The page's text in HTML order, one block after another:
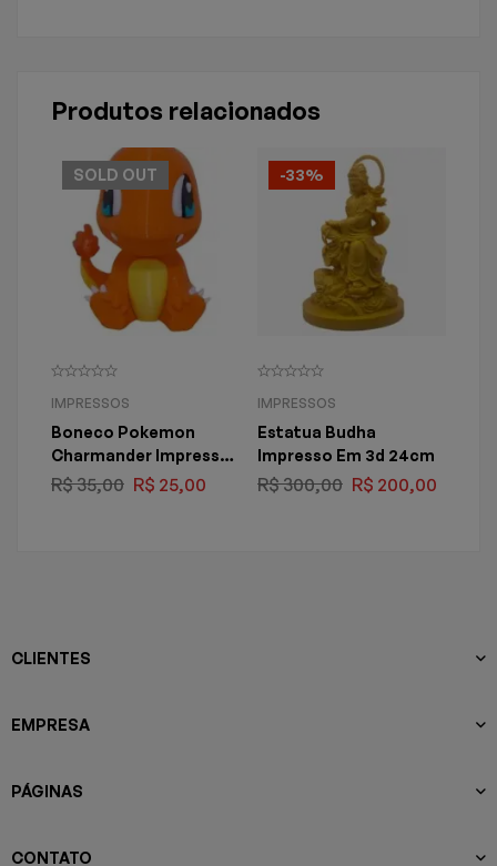
Produtos relacionados
SOLD OUT
IMPRESSOS
Boneco Pokemon
Charmander Impresso
Em 3d 5cm
R$35,00 R$ 25,00
-33%
IMPRESSOS
Estatua Budha
Impresso Em 3d 24cm
R$300,00 R$ 200,00
CLIENTES
EMPRESA
PÁGINAS
CONTATO